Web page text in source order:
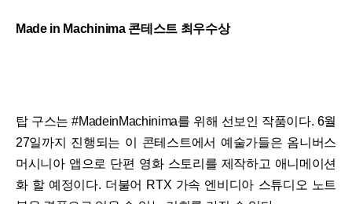
Made in Machinima 콘테스트 최우수상
탑 구스는 #MadeinMachinima를 위해 선보인 작품이다. 6월
27일까지 진행되는 이 콘테스트에서 예술가들은 옴니버스
머시니아 앱으로 단편 영화 스토리를 제작하고 애니메이션
화 할 예정이다. 더불어 RTX 가속 엔비디아 스튜디오 노트